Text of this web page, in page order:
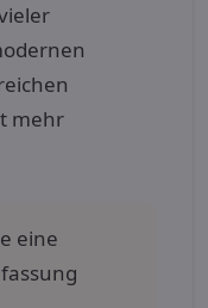
mehr
eine